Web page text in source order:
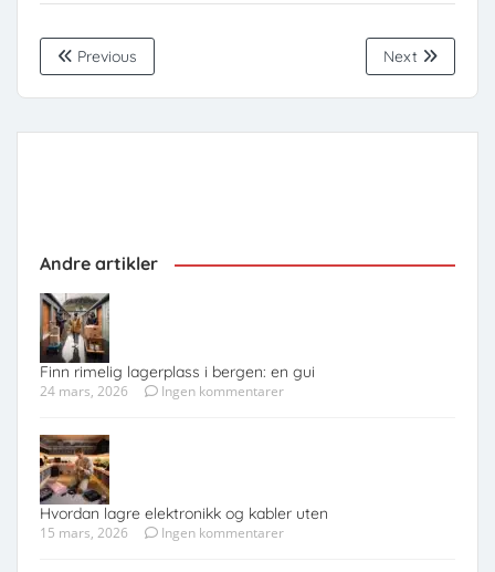
Previous Next
Andre artikler
Finn rimelig lagerplass i bergen: en gui
24 mars, 2026 Ingen kommentarer
Hvordan lagre elektronikk og kabler uten
15 mars, 2026 Ingen kommentarer